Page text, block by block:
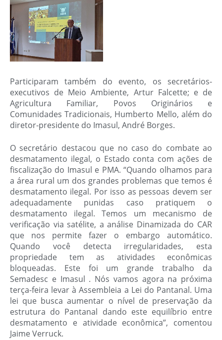
Participaram também do evento, os secretários-
executivos de Meio Ambiente, Artur Falcette; e de
Agricultura Familiar, Povos Originários e
Comunidades Tradicionais, Humberto Mello, além do
diretor-presidente do Imasul, André Borges.
O secretário destacou que no caso do combate ao
desmatamento ilegal, o Estado conta com ações de
fiscalização do Imasul e PMA. “Quando olhamos para
a área rural um dos grandes problemas que temos é
desmatamento ilegal. Por isso as pessoas devem ser
adequadamente punidas caso pratiquem o
desmatamento ilegal. Temos um mecanismo de
verificação via satélite, a análise Dinamizada do CAR
que nos permite fazer o embargo automático.
Quando você detecta irregularidades, esta
propriedade tem as atividades econômicas
bloqueadas. Este foi um grande trabalho da
Semadesc e Imasul . Nós vamos agora na próxima
terça-feira levar à Assembleia a Lei do Pantanal. Uma
lei que busca aumentar o nível de preservação da
estrutura do Pantanal dando este equilíbrio entre
desmatamento e atividade econômica”, comentou
Jaime Verruck.